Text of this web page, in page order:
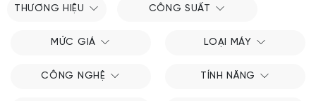
THƯƠNG HIỆU CÔNG SUẤT
MỨC GIÁ LOẠI MÁY
CÔNG NGHỆ TÍNH NĂNG